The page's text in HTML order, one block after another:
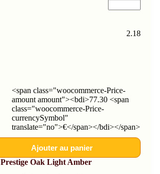
2.18
<span class="woocommerce-Price-
amount amount"><bdi>77.30 <span
class="woocommerce-Price-
currencySymbol"
translate="no">€</span></bdi></span>
Ajouter au panier
Prestige Oak Light Amber